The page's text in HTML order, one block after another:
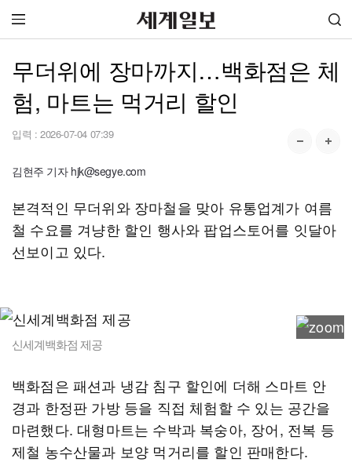
무더위에 장마까지…백화점은 체
험, 마트는 먹거리 할인
입력 : 2026-07-04 07:39
김현주 기자 hjk@segye.com
본격적인 무더위와 장마철을 맞아 유통업계가 여름
철 수요를 겨냥한 할인 행사와 팝업스토어를 잇달아
선보이고 있다.
신세계백화점 제공
백화점은 패션과 냉감 침구 할인에 더해 스마트 안
경과 한정판 가방 등을 직접 체험할 수 있는 공간을
마련했다. 대형마트는 수박과 복숭아, 장어, 전복 등
제철 농수산물과 보양 먹거리를 할인 판매한다.